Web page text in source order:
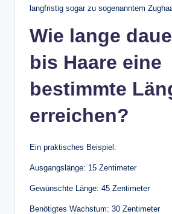
langfristig sogar zu sogenanntem
Wie lange
bis Haare eine
bestimmte
erreichen?
Ein praktisches Beispiel:
Ausgangslänge: 15 Zentimeter
Gewünschte Länge: 45 Zentimeter
Benötigtes Wachstum: 30 Zentimeter